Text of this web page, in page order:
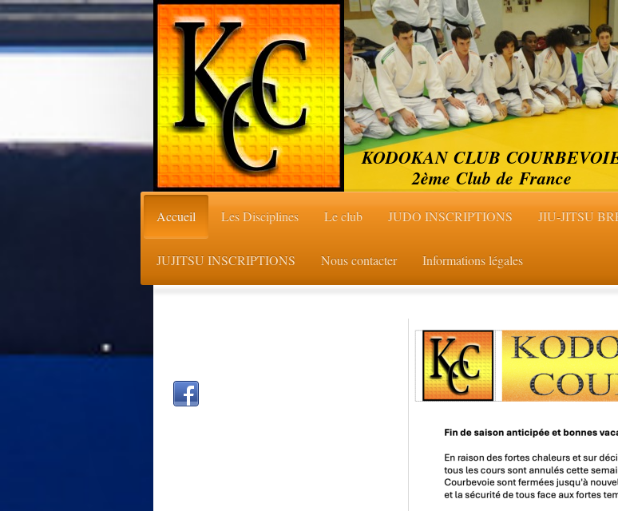
KODOKAN CLUB
2ème Club de France
Accueil Les Disciplines Le club JUDO INSCRIPTIONS JIU-JITSU
JUJITSU INSCRIPTIONS Nous contacter Informations légales